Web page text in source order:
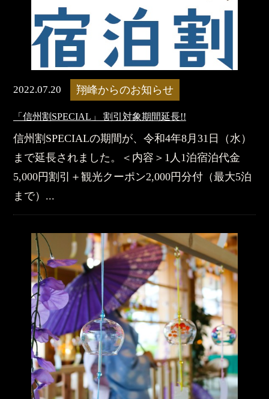
2022.07.20 翔峰からのお知らせ
「信州割SPECIAL」 割引対象期間延長!!
信州割SPECIALの期間が、令和4年8月31日（水）
まで延長されました。＜内容＞1人1泊宿泊代金
5,000円割引＋観光クーポン2,000円分付（最大5泊
まで）...